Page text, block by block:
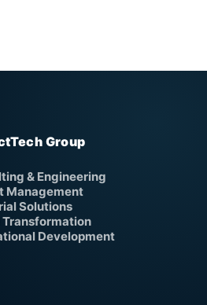
Group
& Engineering
Management
Solutions
Development